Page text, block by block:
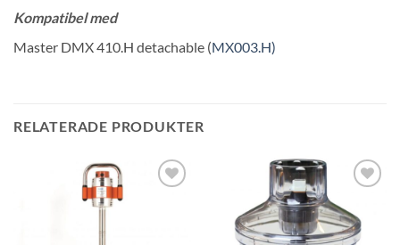
Kompatibel med
Master DMX 410.H detachable (MX003.H)
RELATERADE PRODUKTER
Lägg till i
önskelistan